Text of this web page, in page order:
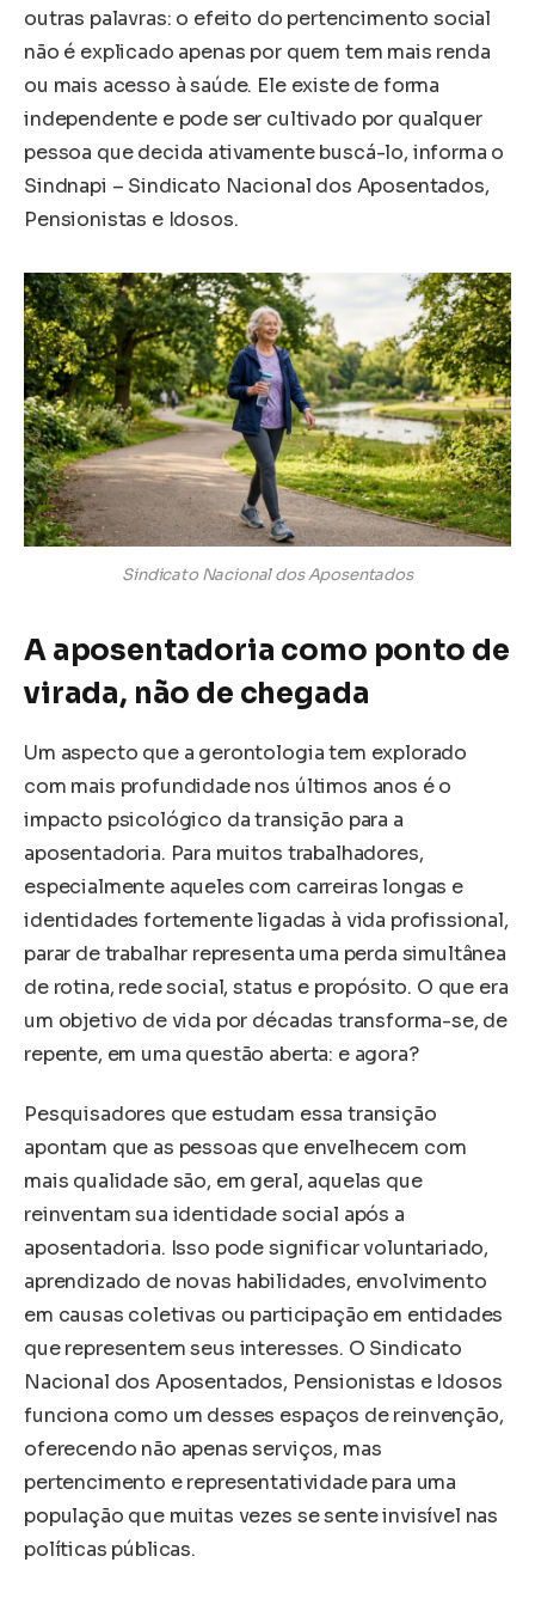
outras palavras: o efeito do pertencimento social
não é explicado apenas por quem tem mais renda
ou mais acesso à saúde. Ele existe de forma
independente e pode ser cultivado por qualquer
pessoa que decida ativamente buscá-lo, informa o
Sindnapi – Sindicato Nacional dos Aposentados,
Pensionistas e Idosos.
Sindicato Nacional dos Aposentados
A aposentadoria como ponto de
virada, não de chegada
Um aspecto que a gerontologia tem explorado
com mais profundidade nos últimos anos é o
impacto psicológico da transição para a
aposentadoria. Para muitos trabalhadores,
especialmente aqueles com carreiras longas e
identidades fortemente ligadas à vida profissional,
parar de trabalhar representa uma perda simultânea
de rotina, rede social, status e propósito. O que era
um objetivo de vida por décadas transforma-se, de
repente, em uma questão aberta: e agora?
Pesquisadores que estudam essa transição
apontam que as pessoas que envelhecem com
mais qualidade são, em geral, aquelas que
reinventam sua identidade social após a
aposentadoria. Isso pode significar voluntariado,
aprendizado de novas habilidades, envolvimento
em causas coletivas ou participação em entidades
que representem seus interesses. O Sindicato
Nacional dos Aposentados, Pensionistas e Idosos
funciona como um desses espaços de reinvenção,
oferecendo não apenas serviços, mas
pertencimento e representatividade para uma
população que muitas vezes se sente invisível nas
políticas públicas.